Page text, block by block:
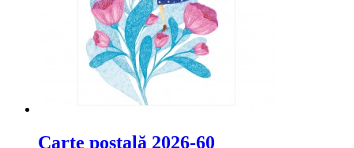
Carte poștală 2026-60